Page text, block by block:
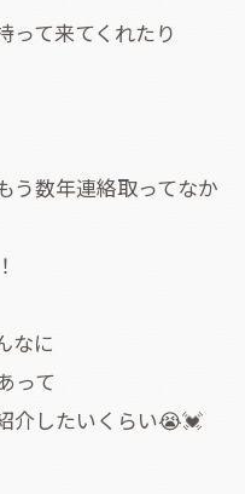
って来てくれたり
う数年連絡取ってなか
なに
って
介したいくらい😭💓